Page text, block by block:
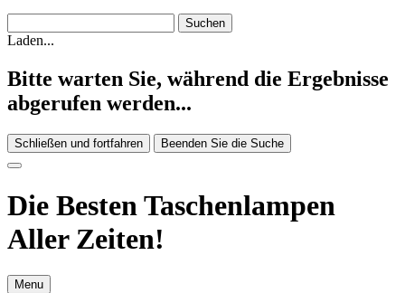
Laden...
Bitte warten Sie, während die Ergebnisse
abgerufen werden...
Schließen und fortfahren Beenden Sie die Suche
Die Besten Taschenlampen
Aller Zeiten!
Menu